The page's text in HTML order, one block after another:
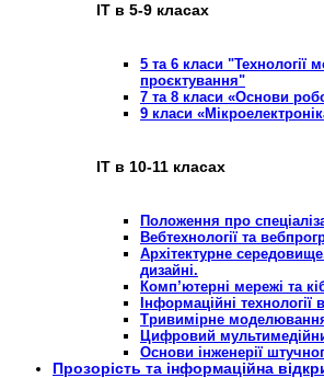
ІТ в 5-9 класах
5 та 6 класи "Технології
проєктування"
7 та 8 класи «Основи
9 класи
ІТ в 10-11 класах
Положення про
Вебтехнології та
Архітектурне
дизайні.
Комп’ютерні мережі та
Інформаційні технології
Тривимірне
Цифровий
Основи інженерії
Прозорість та інформаційна